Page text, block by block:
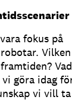
fokus på
göra idag
vi vill